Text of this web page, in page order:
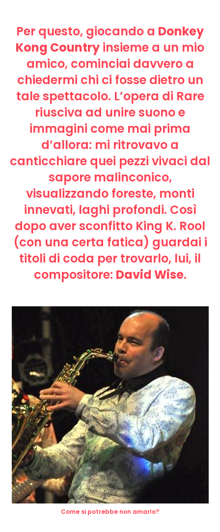
Per questo, giocando a Donkey
Kong Country insieme a un mio
amico, cominciai davvero a
chiedermi chi ci fosse dietro un
tale spettacolo. L’opera di Rare
riusciva ad unire suono e
immagini come mai prima
d’allora: mi ritrovavo a
canticchiare quei pezzi vivaci dal
sapore malinconico,
visualizzando foreste, monti
innevati, laghi profondi. Così
dopo aver sconfitto King K. Rool
(con una certa fatica) guardai i
titoli di coda per trovarlo, lui, il
compositore: David Wise.
Come si potrebbe non amarlo?